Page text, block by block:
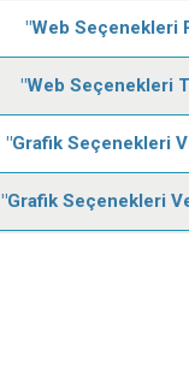
"Web Seçenekleri
"Web Seçenekleri
"Grafik Seçenekleri
"Grafik Seçenekleri